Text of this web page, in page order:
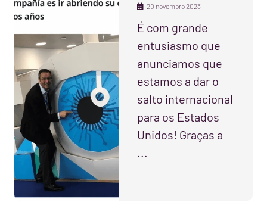
20 novembro 2023
É com grande
entusiasmo que
anunciamos que
estamos a dar o
salto internacional
para os Estados
Unidos! Graças a
...